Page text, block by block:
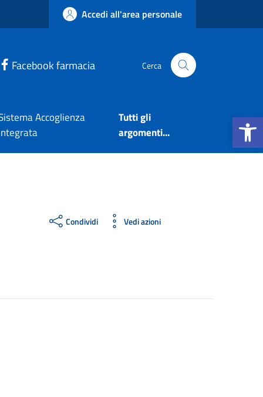
Apri la
Accedi all'area personale
Facebook farmacia Cerca
Accoglienza
Tutti gli
argomenti...
Condividi Vedi azioni